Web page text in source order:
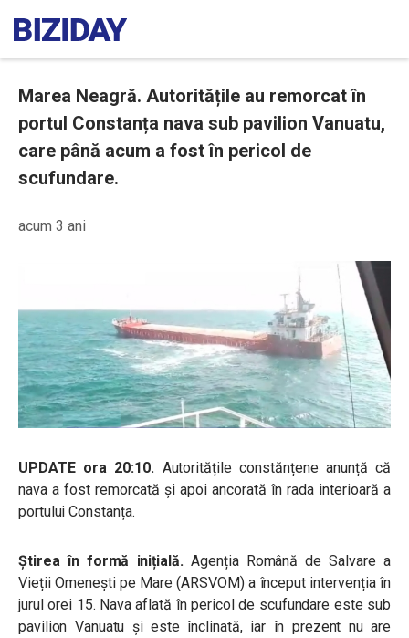
Marea Neagră. Autoritățile au remorcat în
portul Constanța nava sub pavilion Vanuatu,
care până acum a fost în pericol de
scufundare.
acum 3 ani
UPDATE ora 20:10. Autoritățile constănțene anunță că
nava a fost remorcată și apoi ancorată în rada interioară a
portului Constanța.
Știrea în formă inițială.Agenția Română de Salvare a
Vieții Omenești pe Mare (ARSVOM) a început intervenția în
jurul orei 15. Nava aflată în pericol de scufundare este sub
pavilion Vanuatu și este înclinată, iar în prezent nu are